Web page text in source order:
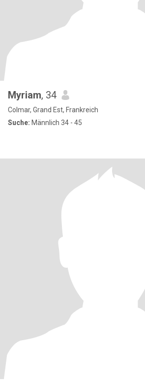
Myriam, 34
Colmar, Grand Est, Frankreich
Suche: Männlich 34 - 45